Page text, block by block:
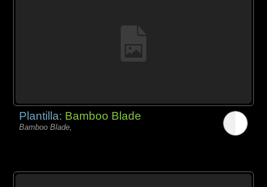
Plantilla: Bamboo Blade
Bamboo Blade,